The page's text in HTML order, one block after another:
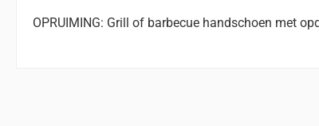
OPRUIMING: Grill of barbecue handschoen met